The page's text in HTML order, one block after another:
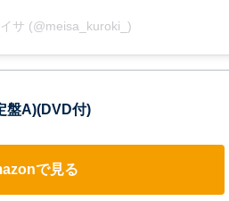
サ (@meisa_kuroki_)
盤A)(DVD付)
で見る